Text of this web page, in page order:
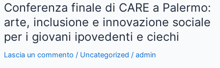
Conferenza finale di CARE a Palermo:
arte, inclusione e innovazione sociale
per i giovani ipovedenti e ciechi
Lascia un commento / Uncategorized / admin
Conferenza
finale
di
CARE
a